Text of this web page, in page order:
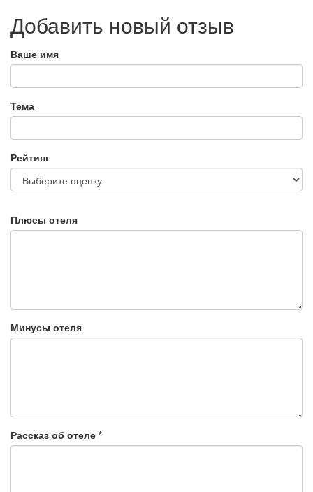
Добавить новый отзыв
Ваше имя
Тема
Рейтинг
Плюсы отеля
Минусы отеля
Рассказ об отеле *